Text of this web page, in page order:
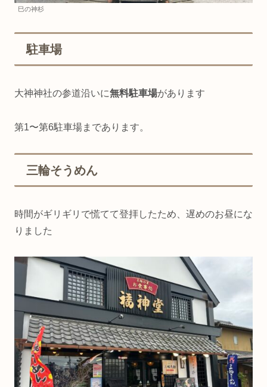
巳の神杉
駐車場
大神神社の参道沿いに無料駐車場があります
第1〜第6駐車場まであります。
三輪そうめん
時間がギリギリで慌てて登拝したため、遅めのお昼にな
りました